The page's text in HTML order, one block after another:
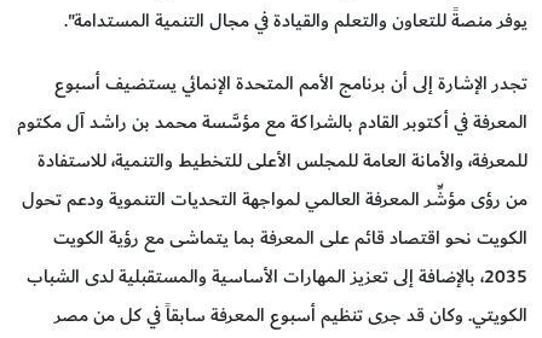
يوفر منصةً للتعاون والتعلم والقيادة في مجال التنمية المستدامة".
تجدر الإشارة إلى أن برنامج الأمم المتحدة الإنمائي يستضيف أسبوع
المعرفة في أكتوبر القادم بالشراكة مع مؤسَّسة محمد بن راشد آل مكتوم
للمعرفة، والأمانة العامة للمجلس الأعلى للتخطيط والتنمية، للاستفادة
من رؤى مؤشِّر المعرفة العالمي لمواجهة التحديات التنموية ودعم تحول
الكويت نحو اقتصاد قائم على المعرفة بما يتماشى مع رؤية الكويت
2035، بالإضافة إلى تعزيز المهارات الأساسية والمستقبلية لدى الشباب
الكويتي. وكان قد جرى تنظيم أسبوع المعرفة سابقاً في كل من مصر